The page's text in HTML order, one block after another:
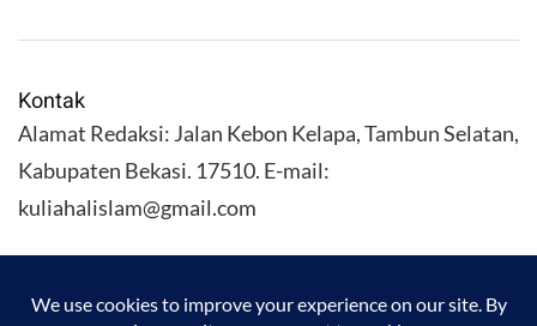
Kontak
Alamat Redaksi: Jalan Kebon Kelapa, Tambun Selatan,
Kabupaten Bekasi. 17510. E-mail:
kuliahalislam@gmail.com